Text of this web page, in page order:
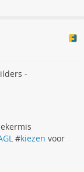
-
#kiezen voor